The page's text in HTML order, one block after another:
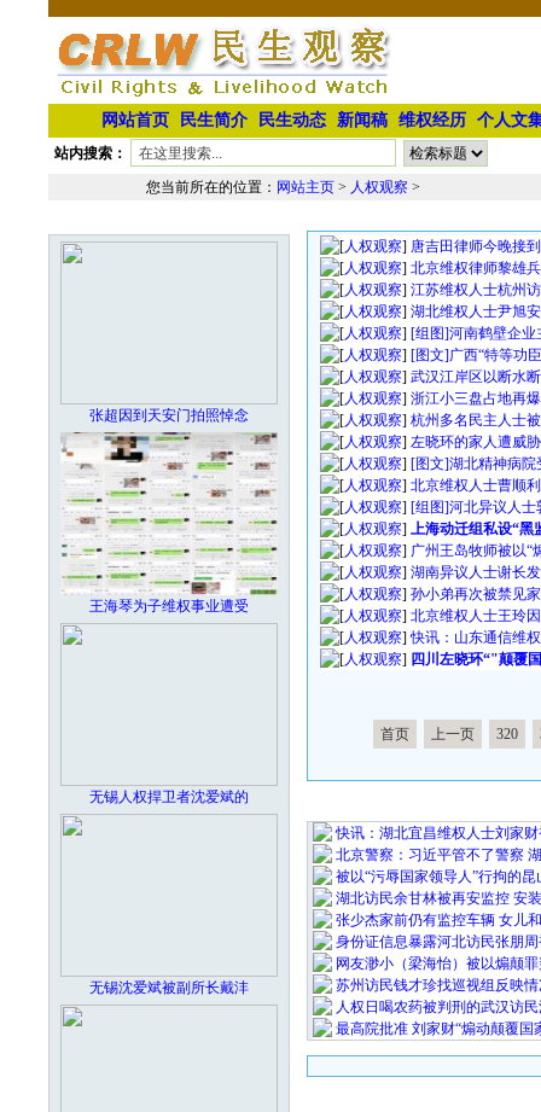
网站首页 民生简介 民生动态 新闻稿 维权经历 个人文
站内搜索：
您当前所在的位置： 网站主页 > 人权观察 >
张超因到天安门拍照悼念
王海琴为子维权事业遭受
无锡人权捍卫者沈爱斌的
无锡沈爱斌被副所长戴沣
[人权观察] 唐吉田律师今晚接
[人权观察] 北京维权律师黎雄
[人权观察] 江苏维权人士杭州
[人权观察] 湖北维权人士尹旭
[人权观察] [组图]河南鹤壁企业
[人权观察] [图文]广西“特等功
[人权观察] 武汉江岸区以断水
[人权观察] 浙江小三盘占地再
[人权观察] 杭州多名民主人士
[人权观察] 左晓环的家人遭威
[人权观察] [图文]湖北精神病
[人权观察] 北京维权人士曹顺
[人权观察] [组图]河北异议人
[人权观察] 上海动迁组私设“黑
[人权观察] 广州王岛牧师被以“
[人权观察] 湖南异议人士谢长
[人权观察] 孙小弟再次被禁见
[人权观察] 北京维权人士王玲
[人权观察]快讯：山东通信维
[人权观察] 四川左晓环“"颠覆
首页 上一页 320
快讯：湖北宜昌维权人士刘家
北京警察：习近平管不了警察
被以“污辱国家领导人”行拘的昆
湖北访民余甘林被再安监控 安
张少杰家前仍有监控车辆 女儿
身份证信息暴露河北访民张朋
网友渺小（梁海怡）被以煽颠
苏州访民钱才珍找巡视组反映
人权日喝农药被判刑的武汉访
最高院批准 刘家财“煽动颠覆国